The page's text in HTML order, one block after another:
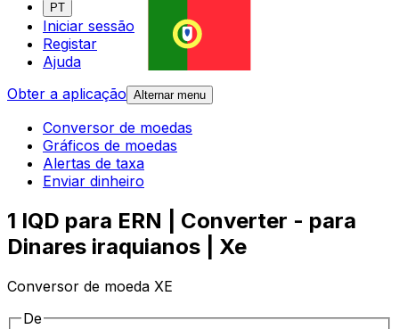
PT
Iniciar sessão
Registar
Ajuda
Obter a aplicação Alternar menu
Conversor de moedas
Gráficos de moedas
Alertas de taxa
Enviar dinheiro
1 IQD para ERN | Converter - para
Dinares iraquianos | Xe
Conversor de moeda XE
De